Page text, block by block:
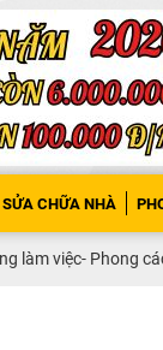
CHỮA NHÀ
làm việc- Phong